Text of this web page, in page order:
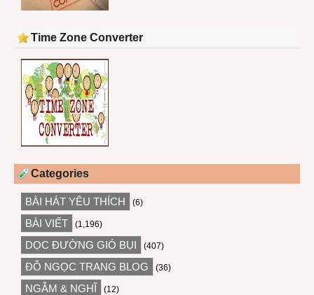
Time Zone Converter
Categories
BÀI HÁT YÊU THÍCH (6)
BÀI VIẾT (1,196)
DỌC ĐƯỜNG GIÓ BỤI (407)
ĐỖ NGỌC TRANG BLOG (36)
NGẪM & NGHĨ (12)